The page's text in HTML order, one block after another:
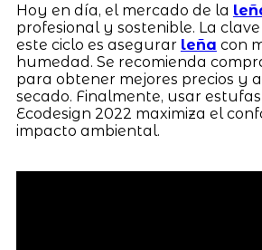
Hoy en día, el mercado de la
profesional y sostenible. La
este ciclo es asegurar leña con
humedad. Se recomienda
para obtener mejores precios y
secado. Finalmente, usar
Ecodesign 2022 maximiza el
impacto ambiental.